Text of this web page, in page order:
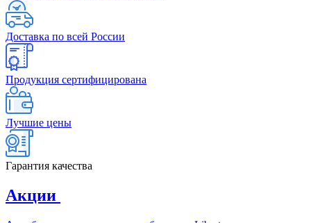
Доставка по всей России
Продукция сертифицирована
Лучшие цены
Гарантия качества
Акции